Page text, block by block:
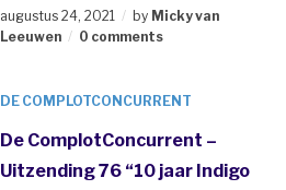
augustus 24, 2021 by Micky van
Leeuwen
0 comments
DE COMPLOTCONCURRENT
De ComplotConcurrent –
Uitzending 76 “10 jaar Indigo